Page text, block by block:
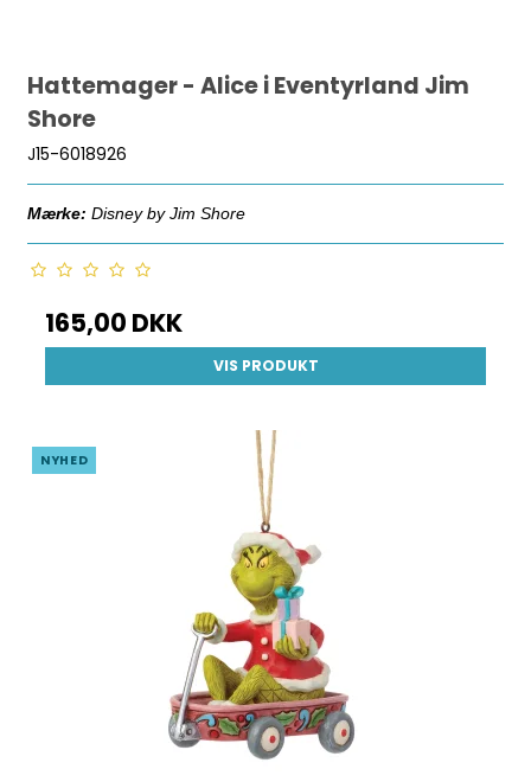
Hattemager - Alice i Eventyrland Jim
Shore
J15-6018926
Mærke: Disney by Jim Shore
165,00 DKK
VIS PRODUKT
NYHED